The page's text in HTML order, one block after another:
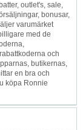
outlet's, sale,
bonusar,
varumärket
med de
och
butikernas,
en bra och
köpa Ronnie